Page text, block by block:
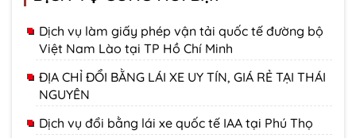
Dịch vụ làm giấy phép vận tải quốc tế đường bộ
Việt Nam Lào tại TP Hồ Chí Minh
ĐỊA CHỈ ĐỔI BẰNG LÁI XE UY TÍN, GIÁ RẺ TẠI THÁI
NGUYÊN
Dịch vụ đổi bằng lái xe quốc tế IAA tại Phú Thọ